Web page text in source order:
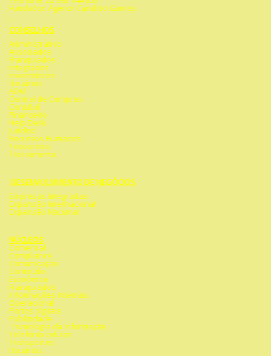
Fundador: Agenor Candido Gomes
CONSELHOS
Administrativo
Associados
Franquiados
Integrados
Investidores
Usuários
ADM
Central de Compras
Contábil
Financeiro
Help Desk
Jurídico
Recursos Humanos
Tesouraria
Treinamento
DESENVOLVIMENTO DE NEGÓCIOS
Empresas Integradas
Expansão Internacional
Expansão Nacional
NÚCLEOS
Comercial
Compliance
Comunicação
Conteúdo
Econômico
Franquiados
Informações internas
Operacional
Portos digitais
Publicidade
Tecnologia da informação
Telefonia celular
Transportes
Usuários